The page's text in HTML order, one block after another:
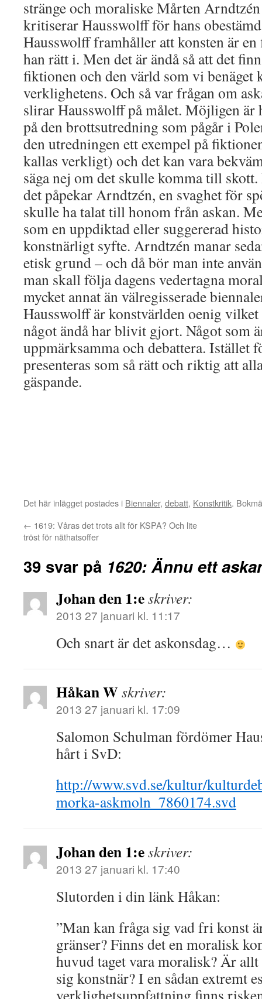
stränge och moraliske Mårten
kritiserar Hausswolff för hans
Hausswolff framhåller att konsten är
han rätt i. Men det är ändå så att det
fiktionen och den värld som vi benäget
verklighetens. Och så var frågan om
slirar Hausswolff på målet. Möjligen är
på den brottsutredning som pågår i
den utredningen ett exempel på
kallas verkligt) och det kan vara
säga nej om det skulle komma till
det påpekar Arndtzén, en svaghet för
skulle ha talat till honom från askan.
som en uppdiktad eller suggererad
konstnärligt syfte. Arndtzén manar
etisk grund – och då bör man inte
man skall följa dagens vedertagna
mycket annat än välregisserade
Hausswolff är konstvärlden oenig
något ändå har blivit gjort. Något som
uppmärksamma och debattera. Istället
presenteras som så rätt och riktig att
gäspande.
Det här inlägget postades i Biennaler, debatt, Konstkritik.
← 1619: Våras det trots allt för KSPA? Och lite
tröst för näthatsoffer
39 svar på 1620: Ännu ett
Johan den 1:eskriver:
2013 27 januari kl. 11:17
Och snart är det askonsdag…
Håkan W skriver:
2013 27 januari kl. 17:09
Salomon Schulman fördömer
hårt i SvD:
http://www.svd.se/kultur/
morka-askmoln_7860174.svd
Johan den 1:eskriver:
2013 27 januari kl. 17:40
Slutorden i din länk Håkan:
”Man kan fråga sig vad fri konst
gränser? Finns det en moralisk
huvud taget vara moralisk? Är
sig konstnär? I en sådan extremt
verklighetsuppfattning finns